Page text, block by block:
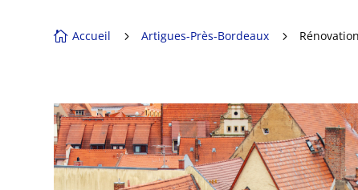
 Accueil 5 Artigues-Près-Bordeaux 5